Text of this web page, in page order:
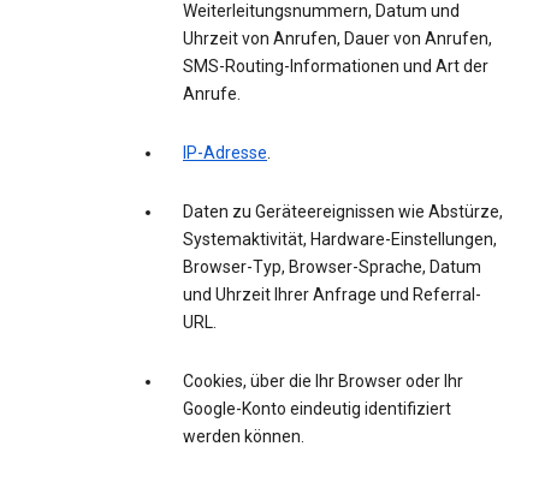
Weiterleitungsnummern, Datum und
Uhrzeit von Anrufen, Dauer von Anrufen,
SMS-Routing-Informationen und Art der
Anrufe.
IP-Adresse.
Daten zu Geräteereignissen wie Abstürze,
Systemaktivität, Hardware-Einstellungen,
Browser-Typ, Browser-Sprache, Datum
und Uhrzeit Ihrer Anfrage und Referral-
URL.
Cookies, über die Ihr Browser oder Ihr
Google-Konto eindeutig identifiziert
werden können.